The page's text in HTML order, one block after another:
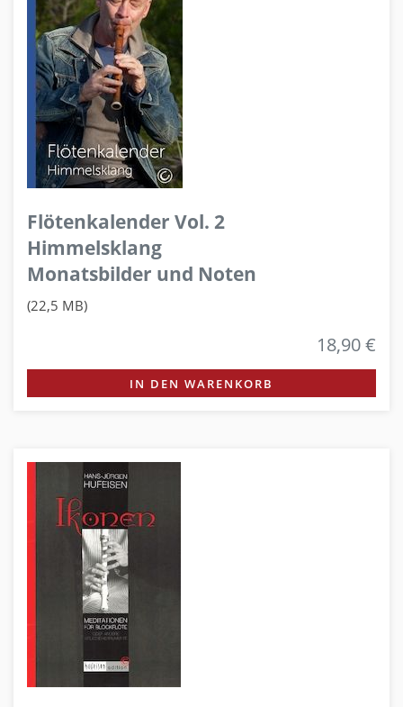
Flötenkalender Vol. 2
Himmelsklang
Monatsbilder und Noten
(22,5 MB)
18,90 €
IN DEN WARENKORB